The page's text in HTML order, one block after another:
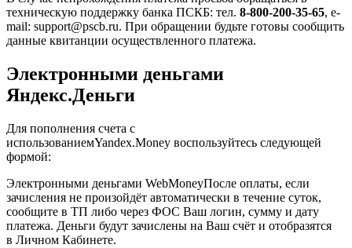
техническую поддержку банка ПСКБ: тел. 8-800-200-35-65, e-
mail: support@pscb.ru. При обращении будьте готовы сообщить
данные квитанции осуществленного платежа.
Электронными деньгами
Яндекс.Деньги
Для пополнения счета с
использованиемYandex.Money воспользуйтесь следующей
формой:
Электронными деньгами WebMoneyПосле оплаты, если
зачисления не произойдёт автоматически в течение суток,
сообщите в ТП либо через ФОС Ваш логин, сумму и дату
платежа. Деньги будут зачислены на Ваш счёт и отобразятся
в Личном Кабинете.